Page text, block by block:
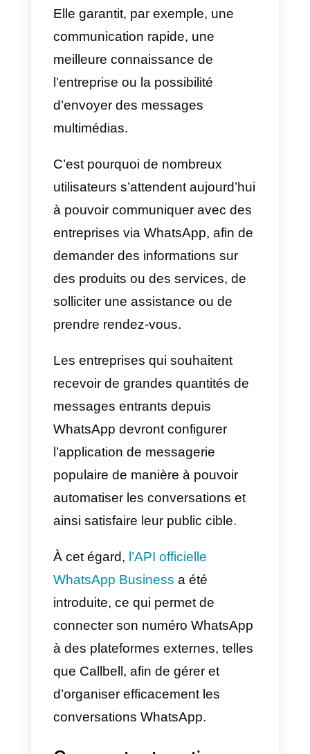
développer et entretenir une
relation à long terme avec leurs
clients.
Ces dernières années,
outil de marketing, car il offre de
nombreux avantages dans
l’interaction client-entreprise.
Elle garantit, par exemple, une
communication rapide, une
meilleure connaissance de
d’envoyer des messages
multimédias.
C’est pourquoi de nombreux
utilisateurs s’attendent
à pouvoir communiquer avec des
entreprises via WhatsApp, afin
demander des informations sur
des produits ou des services, de
solliciter une assistance ou de
prendre rendez-vous.
Les entreprises qui souhaitent
recevoir de grandes quantités de